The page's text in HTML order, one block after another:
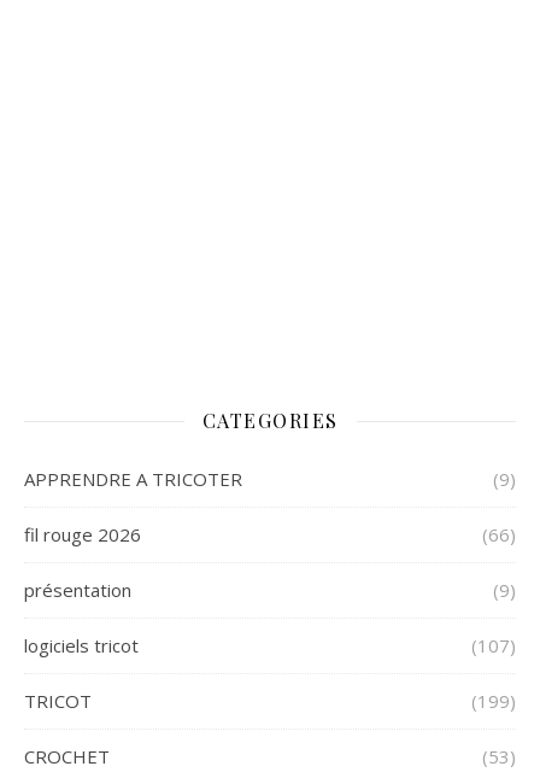
CATEGORIES
APPRENDRE A TRICOTER (9)
fil rouge 2026 (66)
présentation (9)
logiciels tricot (107)
TRICOT (199)
CROCHET (53)